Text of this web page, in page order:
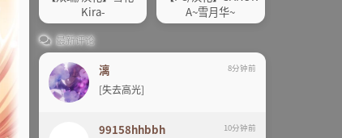
Kira-
A~雪月华~
最新评论
漓 8分钟前
[失去高光]
99158hhbbh 10分钟前